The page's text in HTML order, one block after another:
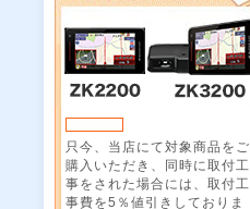
只今、当店にて対象商品をご
購入いただき、同時に取付工
事をされた場合には、取付工
事費を5％値引きしておりま